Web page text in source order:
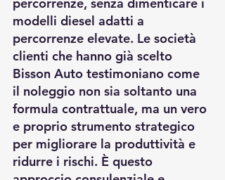
percorrenze, senza dimenticare i
modelli diesel adatti a
percorrenze elevate. Le società
clienti che hanno già scelto
Bisson Auto testimoniano come
il noleggio non sia soltanto una
formula contrattuale, ma un vero
e proprio strumento strategico
per migliorare la produttività e
ridurre i rischi. È questo